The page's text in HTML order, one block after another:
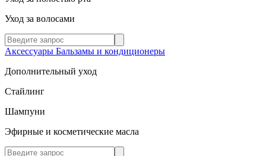
Уход за волосами
Аксессуары Бальзамы и кондиционеры
Дополнительный уход
Стайлинг
Шампуни
Эфирные и косметические масла